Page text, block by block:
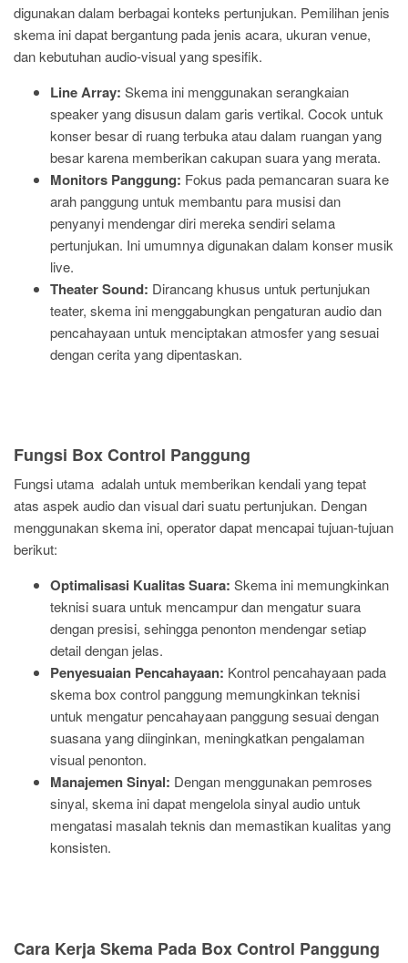
digunakan dalam berbagai konteks pertunjukan. Pemilihan jenis
skema ini dapat bergantung pada jenis acara, ukuran venue,
dan kebutuhan audio-visual yang spesifik.
Line Array: Skema ini menggunakan serangkaian
speaker yang disusun dalam garis vertikal. Cocok untuk
konser besar di ruang terbuka atau dalam ruangan yang
besar karena memberikan cakupan suara yang merata.
Monitors Panggung: Fokus pada pemancaran suara ke
arah panggung untuk membantu para musisi dan
penyanyi mendengar diri mereka sendiri selama
pertunjukan. Ini umumnya digunakan dalam konser musik
live.
Theater Sound: Dirancang khusus untuk pertunjukan
teater, skema ini menggabungkan pengaturan audio dan
pencahayaan untuk menciptakan atmosfer yang sesuai
dengan cerita yang dipentaskan.
Fungsi Box Control Panggung
Fungsi utama adalah untuk memberikan kendali yang tepat
atas aspek audio dan visual dari suatu pertunjukan. Dengan
menggunakan skema ini, operator dapat mencapai tujuan-tujuan
berikut:
Optimalisasi Kualitas Suara: Skema ini memungkinkan
teknisi suara untuk mencampur dan mengatur suara
dengan presisi, sehingga penonton mendengar setiap
detail dengan jelas.
Penyesuaian Pencahayaan: Kontrol pencahayaan pada
skema box control panggung memungkinkan teknisi
untuk mengatur pencahayaan panggung sesuai dengan
suasana yang diinginkan, meningkatkan pengalaman
visual penonton.
Manajemen Sinyal: Dengan menggunakan pemroses
sinyal, skema ini dapat mengelola sinyal audio untuk
mengatasi masalah teknis dan memastikan kualitas yang
konsisten.
Cara Kerja Skema Pada Box Control Panggung